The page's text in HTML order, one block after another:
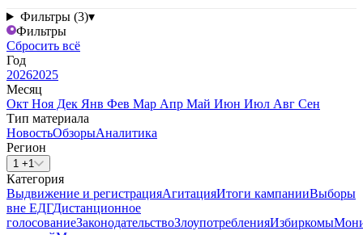
Фильтры (3)▾
Фильтры
Сбросить всё
Год
20262025
Месяц
Окт Ноя Дек Янв Фев Мар Апр Май Июн Июл Авг Сен
Тип материала
НовостьОбзорыАналитика
Регион
1 +1
Категория
Выдвижение и регистрацияАгитацияИтоги кампанииВыборы
вне ЕДГДистанционное
голосованиеЗаконодательствоЗлоупотребленияИзбиркомы